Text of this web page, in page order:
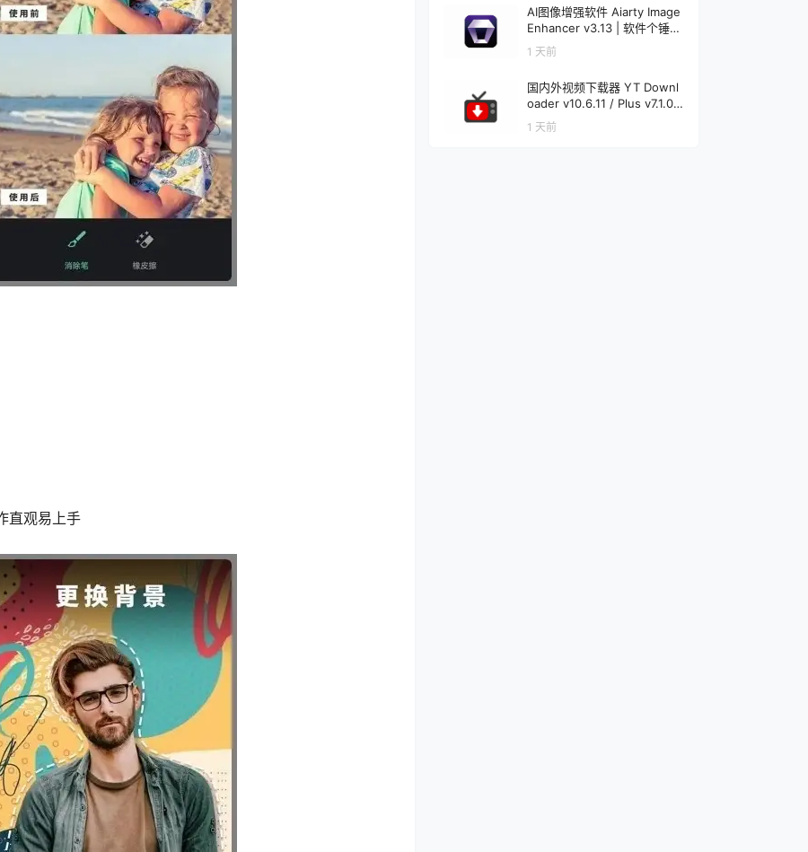
直观易上手
AI图像增强软件 Aiarty Image
Enhancer v3.13 | 软件个锤子
| R1848
1 天前
国内外视频下载器 YT Downl
oader v10.6.11 / Plus v7.1.0
Mac v7.1.0 | 软件个锤子 | R12
20
1 天前